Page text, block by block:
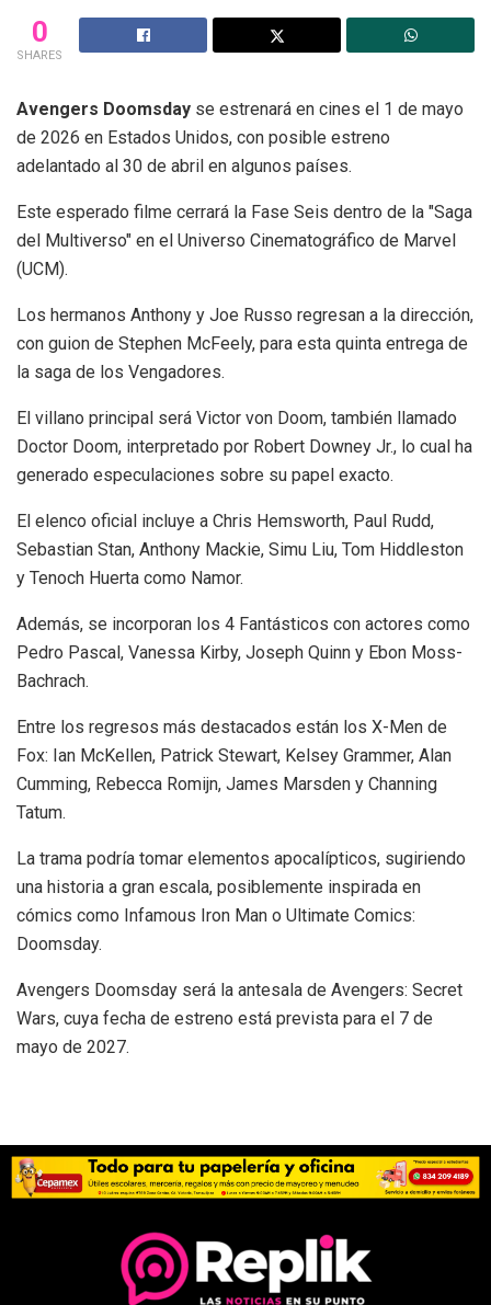
0
SHARES
Avengers Doomsday se estrenará en cines el 1 de mayo
de 2026 en Estados Unidos, con posible estreno
adelantado al 30 de abril en algunos países.
Este esperado filme cerrará la Fase Seis dentro de la "Saga
del Multiverso" en el Universo Cinematográfico de Marvel
(UCM).
Los hermanos Anthony y Joe Russo regresan a la dirección,
con guion de Stephen McFeely, para esta quinta entrega de
la saga de los Vengadores.
El villano principal será Victor von Doom, también llamado
Doctor Doom, interpretado por Robert Downey Jr., lo cual ha
generado especulaciones sobre su papel exacto.
El elenco oficial incluye a Chris Hemsworth, Paul Rudd,
Sebastian Stan, Anthony Mackie, Simu Liu, Tom Hiddleston
y Tenoch Huerta como Namor.
Además, se incorporan los 4 Fantásticos con actores como
Pedro Pascal, Vanessa Kirby, Joseph Quinn y Ebon Moss-
Bachrach.
Entre los regresos más destacados están los X-Men de
Fox: Ian McKellen, Patrick Stewart, Kelsey Grammer, Alan
Cumming, Rebecca Romijn, James Marsden y Channing
Tatum.
La trama podría tomar elementos apocalípticos, sugiriendo
una historia a gran escala, posiblemente inspirada en
cómics como Infamous Iron Man o Ultimate Comics:
Doomsday.
Avengers Doomsday será la antesala de Avengers: Secret
Wars, cuya fecha de estreno está prevista para el 7 de
mayo de 2027.